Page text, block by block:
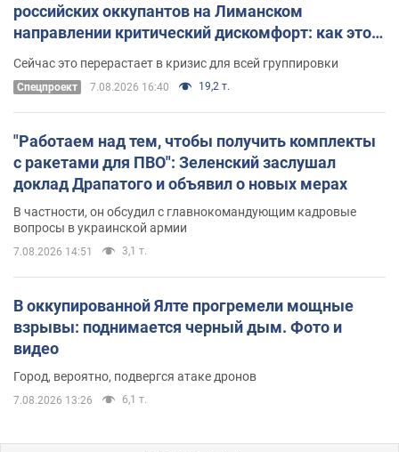
российских оккупантов на Лиманском
направлении критический дискомфорт: как это
удалось
Сейчас это перерастает в кризис для всей группировки
Спецпроект 7.08.2026 16:40 19,2 т.
"Работаем над тем, чтобы получить комплекты
с ракетами для ПВО": Зеленский заслушал
доклад Драпатого и объявил о новых мерах
В частности, он обсудил с главнокомандующим кадровые
вопросы в украинской армии
7.08.2026 14:51 3,1 т.
В оккупированной Ялте прогремели мощные
взрывы: поднимается черный дым. Фото и
видео
Город, вероятно, подвергся атаке дронов
7.08.2026 13:26 6,1 т.